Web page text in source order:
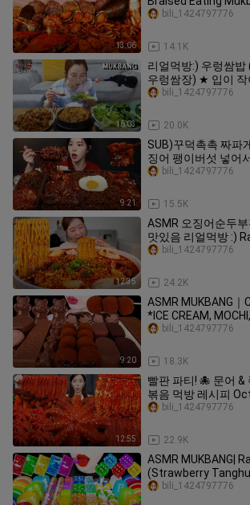
13:06
Seafood ASMR 후니
14.1K
bili_1424797776
16:03
리얼먹방:) 우렁쌈
우렁쌈장) ★ 입이 작
Ssambap & Jeyuk
20.0K
bili_1424797776
9:21
SUB)꾸덕촉촉 짜파
징어 팽이버섯 넣어
이까지 짜장라면 꿀
15.5K
bili_1424797776
12:35
ASMR 오징어순두
맛있음 리얼먹방 :)
and soft tofu
24.2K
bili_1424797776
9:20
ASMR MUKBANG｜
*ICE CREAM,
TICO 편의점 초콜릿
18.3K
bili_1424797776
12:55
빨판 파티! 🐙 문어 &
볶음 먹방 레시피
octopus
22.9K
bili_1424797776
ASMR MUKBANG|
(Strawberry
Watermelon Jelly,
bili_1424797776